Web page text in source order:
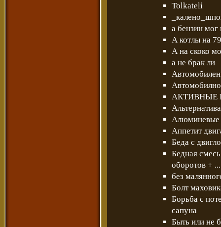
Tolkateli
а бензин мог
А котлы на
А на скоко
а не брак ли
АКТИВНЫЕ
Алюминевые
Аппетит
Беда с
Бедная
оборотов +
без
Болт
Борьба с
сапуна
Быть или не